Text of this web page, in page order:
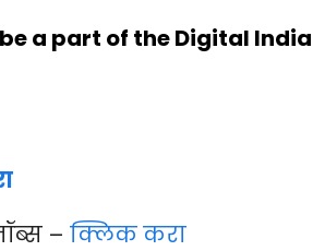
a part of the Digital India
– क्लिक करा